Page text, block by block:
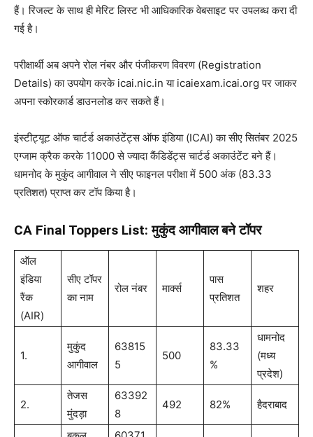
हैं। रिजल्ट के साथ ही मेरिट लिस्ट भी आधिकारिक वेबसाइट पर उपलब्ध करा दी
गई है।
परीक्षार्थी अब अपने रोल नंबर और पंजीकरण विवरण (Registration
Details) का उपयोग करके icai.nic.in या icaiexam.icai.org पर जाकर
अपना स्कोरकार्ड डाउनलोड कर सकते हैं।
इंस्टीट्यूट ऑफ चार्टर्ड अकाउंटेंट्स ऑफ इंडिया (ICAI) का सीए सितंबर 2025
एग्जाम क्रैक करके 11000 से ज्यादा कैंडिडेंट्स चार्टर्ड अकाउंटेंट बने हैं।
धामनोद के मुकुंद आगीवाल ने सीए फाइनल परीक्षा में 500 अंक (83.33
प्रतिशत) प्राप्त कर टॉप किया है।
CA Final Toppers List: मुकुंद आगीवाल बने टॉपर
ऑल
इंडिया
रैंक
(AIR)
सीए टॉपर
का नाम
रोल नंबर मार्क्स
पास
प्रतिशत
शहर
1.
मुकुंद
आगीवाल
63815
5
500
83.33
%
धामनोद
(मध्य
प्रदेश)
2.
तेजस
मुंदड़ा
63392
8
492 82% हैदराबाद